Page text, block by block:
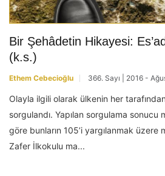
Bir Şehâdetin Hikayesi:
(k.s.)
Ethem Cebecioğlu 366. Sayı | 2016 -
Olayla ilgili olarak ülkenin her
sorgulandı. Yapılan sorgulama sonucu
göre bunların 105’i yargılanmak
Zafer İlkokulu ma...